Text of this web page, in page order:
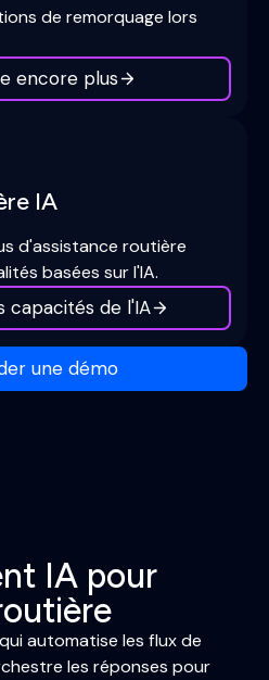
de remorquage lors
encore plus
IA
d'assistance routière
basées sur l'IA.
capacités de l'IA
une démo
IA pour
automatise les flux de
les réponses pour